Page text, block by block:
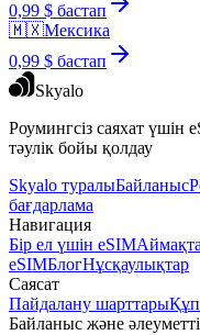
0,99 $ бастап
🇲🇽Мексика
0,99 $ бастап
Skyalo
Роумингсіз саяхат үшін
тәулік бойы қолдау
Skyalo туралыБайланыс
бағдарлама
Навигация
Бір ел үшін eSIM
eSIMБлогНұсқаулықтар
Саясат
Пайдалану шарттары
Байланыс және